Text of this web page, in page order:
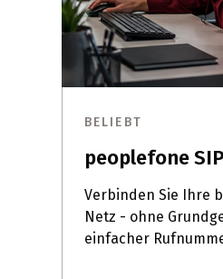
BELIEBT
peoplefone
Verbinden Sie Ihre
Netz - ohne
einfacher